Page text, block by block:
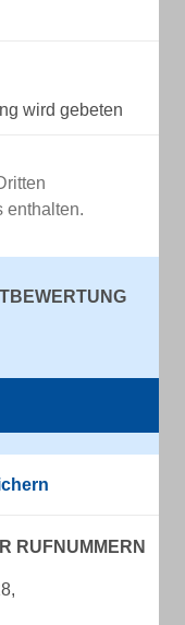
wird gebeten
enthalten.
RUFNUMMERN